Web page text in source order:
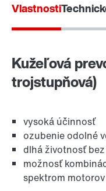
Dlhodobá záruka
Vlastnosti
Kužeľová
trojstupňová)
vysoká účinnosť
ozubenie odolné
dlhá životnosť
možnosť
spektrom motorov